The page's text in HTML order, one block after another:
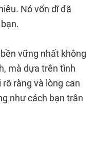
Nó vốn dĩ đã
vững nhất không
mà dựa trên tình
ràng và lòng can
như cách bạn trân